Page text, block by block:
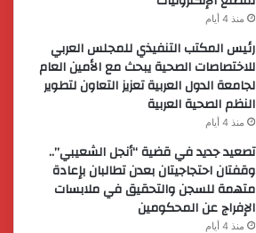
منذ 4 أيام
رئيس المكتب التنفيذي للمجلس العربي
للاختصاصات الصحية يبحث مع الأمين العام
لجامعة الدول العربية تعزيز التعاون لتطوير
النظم الصحية العربية
منذ 4 أيام
تصعيد جديد في قضية “أنجل الشعيبي”..
وقفتان احتجاجيتان بعدن تطالبان بإعادة
متهمة للسجن والتحقيق في ملابسات
الإفراج عن المحكومين
منذ 4 أيام